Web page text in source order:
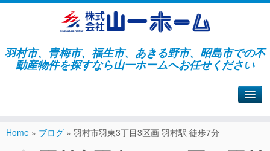
羽村市、青梅市、福生市、あきる野市、昭島市での不
動産物件を探すなら山一ホームへお任せください
Home » ブログ » 羽村市羽東3丁目3区画 羽村駅 徒歩7分